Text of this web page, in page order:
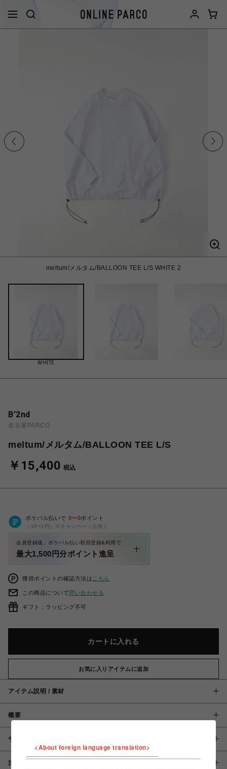
meltum/メルタム/BALLOON TEE L/S WHITE 2
WHITE
B'2nd
名古屋PARCO
meltum/メルタム/BALLOON TEE L/S
￥15,400 税込
ポケパル払いで 0〜0ポイント
（1P=1円）※キャンペーン分除く
会員登録後、ポケパル払い初回登録&利用で
最大1,500円分ポイント進呈
獲得ポイントの確認方法は こちら
この商品について問い合わせる
ギフト：ラッピング不可
カートに入れる
お気に入りアイテムに追加
アイテム説明 / 素材
概要
サイズ
注意事項
<About foreign language translation>